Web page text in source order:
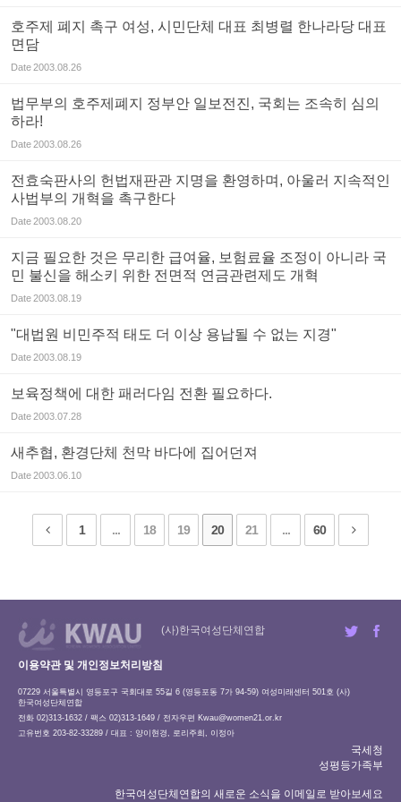
호주제 폐지 촉구 여성, 시민단체 대표 최병렬 한나라당 대표
면담
Date2003.08.26
법무부의 호주제폐지 정부안 일보전진, 국회는 조속히 심의
하라!
Date2003.08.26
전효숙판사의 헌법재판관 지명을 환영하며, 아울러 지속적인
사법부의 개혁을 촉구한다
Date2003.08.20
지금 필요한 것은 무리한 급여율, 보험료율 조정이 아니라 국
민 불신을 해소키 위한 전면적 연금관련제도 개혁
Date2003.08.19
"대법원 비민주적 태도 더 이상 용납될 수 없는 지경"
Date2003.08.19
보육정책에 대한 패러다임 전환 필요하다.
Date2003.07.28
새추협, 환경단체 천막 바다에 집어던져
Date2003.06.10
1 ... 18 19 20 21 ... 60
(사)한국여성단체연합
이용약관 및 개인정보처리방침
07229 서울특별시 영등포구 국회대로 55길 6 (영등포동 7가 94-59) 여성미래센터 501호 (사)
한국여성단체연합
전화 02)313-1632 / 팩스 02)313-1649 / 전자우편 Kwau@women21.or.kr
고유번호 203-82-33289 / 대표 : 양이현경, 로리주희, 이정아
국세청
성평등가족부
한국여성단체연합의 새로운 소식을 이메일로 받아보세요